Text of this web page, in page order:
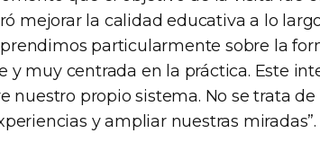
mejorar la calidad educativa a lo
particularmente sobre la
y muy centrada en la práctica. Este
nuestro propio sistema. No se trata
y ampliar nuestras miradas”.